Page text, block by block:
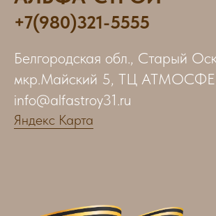
+7(980)321-5555
Белгородская обл., Старый
мкр.Майский 5, ТЦ
info@alfastroy31.ru
Яндекс Карта